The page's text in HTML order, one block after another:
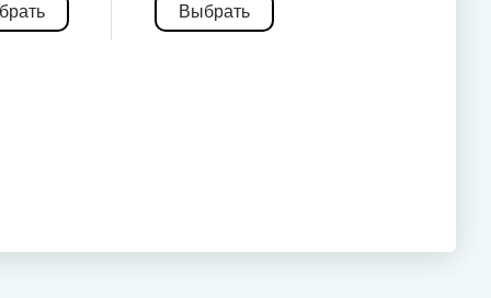
Выбрать